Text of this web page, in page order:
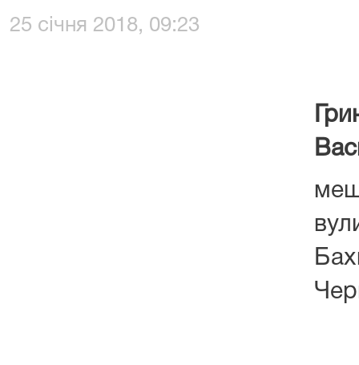
25 січня 2018, 09:23